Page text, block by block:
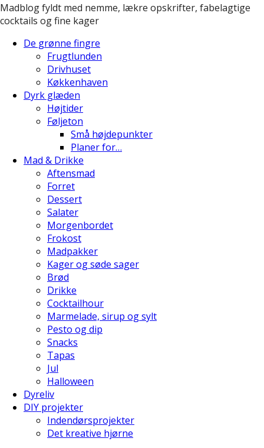
Madblog fyldt med nemme, lækre opskrifter, fabelagtige
cocktails og fine kager
De grønne fingre
Frugtlunden
Drivhuset
Køkkenhaven
Dyrk glæden
Højtider
Føljeton
Små højdepunkter
Planer for…
Mad & Drikke
Aftensmad
Forret
Dessert
Salater
Morgenbordet
Frokost
Madpakker
Kager og søde sager
Brød
Drikke
Cocktailhour
Marmelade, sirup og sylt
Pesto og dip
Snacks
Tapas
Jul
Halloween
Dyreliv
DIY projekter
Indendørsprojekter
Det kreative hjørne